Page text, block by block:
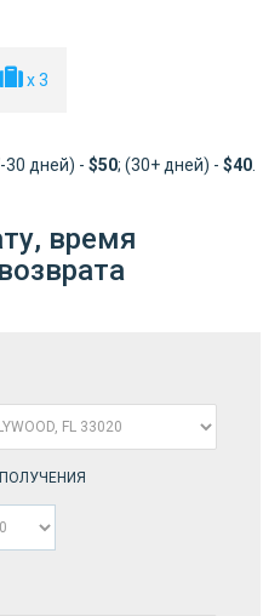
x 3
30 дней) - $50; (30+ дней) - $40.
время